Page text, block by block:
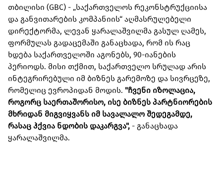
თბილისი (GBC) - „საქართველოს რეკონსტრუქციისა
და განვითარების კომპანიის“ აღმასრულებელი
დირექტორმა, ლევან ყარალაშვილმა გასულ ღამეს,
ფორმულას გადაცემაში განაცხადა, რომ ის რაც
ხდება საქართველოში აგონებს, 90-იანების
პერიოდს. მისი თქმით, საქართველო სრულად არის
ინტეგრირებული იმ ბიზნეს გარემოზე და სივრცეზე,
რომელიც ევროპიდან მოდის. "ჩვენი იზოლაცია,
როგორც საერთაშორისო, ისე ბიზნეს პარტნიორების
მხრიდან მიგვიყვანს იმ სავალალო შედეგამდე,
რასაც ჰქვია ნდობის დაკარგვა", - განაცხადა
ყარალაშვილმა.